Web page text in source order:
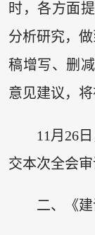
时，各方面
分析研究，
稿增写、删
意见建议，
11月26
交本次全会审
二、《